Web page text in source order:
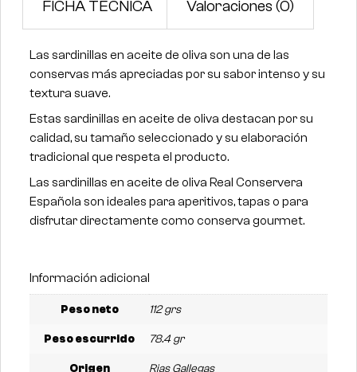
FICHA TÉCNICA Valoraciones (0)
Las sardinillas en aceite de oliva son una de las
conservas más apreciadas por su sabor intenso y su
textura suave.
Estas sardinillas en aceite de oliva destacan por su
calidad, su tamaño seleccionado y su elaboración
tradicional que respeta el producto.
Las sardinillas en aceite de oliva Real Conservera
Española son ideales para aperitivos, tapas o para
disfrutar directamente como conserva gourmet.
Información adicional
Peso neto 112 grs
Peso escurrido 78.4 gr
Origen Rias Gallegas